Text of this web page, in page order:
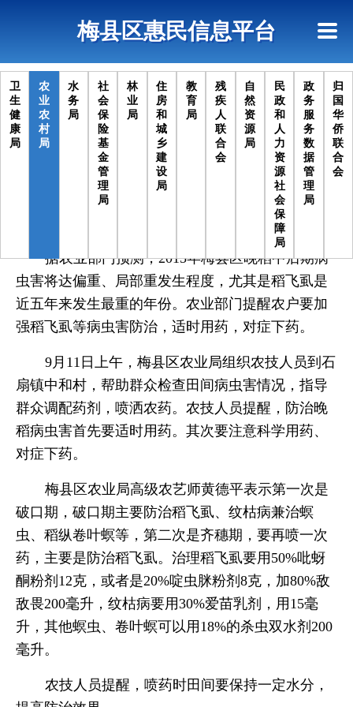
查询指引梅县区惠民信息平台
卫
生
健
康
局
农
业
农
村
局
水
务
局
社
会
保
险
基
金
管
理
局
林
业
局
住
房
和
城
乡
建
设
局
教
育
局
残
疾
人
联
合
会
自
然
资
源
局
民
政
和
人
力
资
源
社
会
保
障
局
政
务
服
务
数
据
管
理
局
归
国
华
侨
联
合
会
梅县区晚稻中后期稻飞虱等病虫害
严重
来源：梅县区农业局
据农业部门预测，2015年梅县区晚稻中后期病
虫害将达偏重、局部重发生程度，尤其是稻飞虱是
近五年来发生最重的年份。农业部门提醒农户要加
强稻飞虱等病虫害防治，适时用药，对症下药。
9月11日上午，梅县区农业局组织农技人员到石
扇镇中和村，帮助群众检查田间病虫害情况，指导
群众调配药剂，喷洒农药。农技人员提醒，防治晚
稻病虫害首先要适时用药。 其次要注意科学用药、
对症下药。
梅县区农业局高级农艺师黄德平表示第一次是
破口期，破口期主要防治稻飞虱、纹枯病兼治螟
虫、稻纵卷叶螟等，第二次是齐穗期，要再喷一次
药，主要是防治稻飞虱。治理稻飞虱要用50%吡蚜
酮粉剂12克，或者是20%啶虫脒粉剂8克，加80%敌
敌畏200毫升，纹枯病要用30%爱苗乳剂，用15毫
升，其他螟虫、卷叶螟可以用18%的杀虫双水剂200
毫升。
农技人员提醒，喷药时田间要保持一定水分，